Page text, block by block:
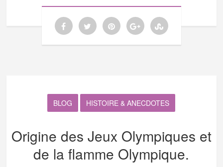
BLOG HISTOIRE & ANECDOTES
Origine des Jeux Olympiques et
de la flamme Olympique.